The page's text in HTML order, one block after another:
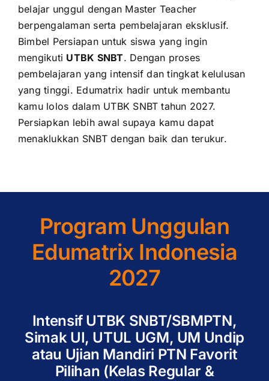
belajar unggul dengan Master Teacher
berpengalaman serta pembelajaran eksklusif.
Bimbel Persiapan untuk siswa yang ingin
mengikuti UTBK SNBT. Dengan proses
pembelajaran yang intensif dan tingkat kelulusan
yang tinggi. Edumatrix hadir untuk membantu
kamu lolos dalam UTBK SNBT tahun 2027.
Persiapkan lebih awal supaya kamu dapat
menaklukkan SNBT dengan baik dan terukur.
Program Unggulan
Edumatrix Indonesia
2027
Intensif UTBK SNBT/SBMPTN,
Simak UI, UTUL UGM, UM Undip
atau Ujian Mandiri PTN Favorit
Pilihan (Kelas Regular &